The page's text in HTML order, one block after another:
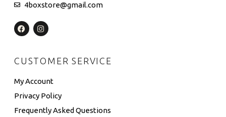
4boxstore@gmail.com
CUSTOMER SERVICE
My Account
Privacy Policy
Frequently Asked Questions